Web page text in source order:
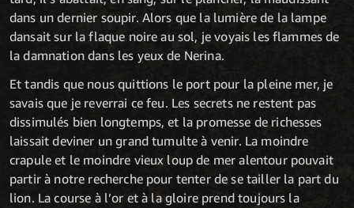
dans un dernier soupir. Alors que la lumière de la lampe
dansait sur la flaque noire au sol, je voyais les flammes de
la damnation dans les yeux de Nerina.
Et tandis que nous quittions le port pour la pleine mer, je
savais que je reverrai ce feu. Les secrets ne restent pas
dissimulés bien longtemps, et la promesse de richesses
laissait deviner un grand tumulte à venir. La moindre
crapule et le moindre vieux loup de mer alentour pouvait
partir à notre recherche pour tenter de se tailler la part du
lion. La course à l’or et à la gloire prend toujours la